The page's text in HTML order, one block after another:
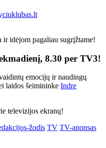
ir idėjom pagaliau sugrįžtame!
8.30 per TV3!
emocijų ir naudingų
laidos šeimininke Indre
televizijos ekranų!
žodis TV TV-anonsas